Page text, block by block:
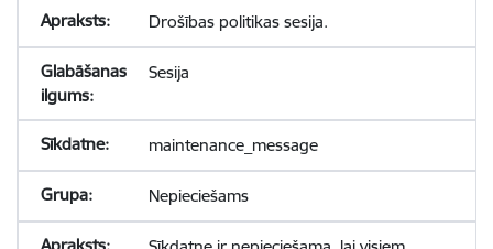
Drošības politikas sesija.
Sesija
maintenance_message
Nepieciešams